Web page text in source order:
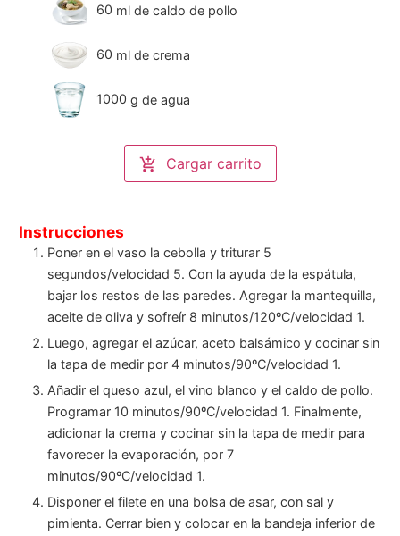
60 ml de caldo de pollo
60 ml de crema
1000 g de agua
Cargar carrito
Instrucciones
Poner en el vaso la cebolla y triturar 5
segundos/velocidad 5. Con la ayuda de la espátula,
bajar los restos de las paredes. Agregar la mantequilla,
aceite de oliva y sofreír 8 minutos/120ºC/velocidad 1.
Luego, agregar el azúcar, aceto balsámico y cocinar sin
la tapa de medir por 4 minutos/90ºC/velocidad 1.
Añadir el queso azul, el vino blanco y el caldo de pollo.
Programar 10 minutos/90ºC/velocidad 1. Finalmente,
adicionar la crema y cocinar sin la tapa de medir para
favorecer la evaporación, por 7
minutos/90ºC/velocidad 1.
Disponer el filete en una bolsa de asar, con sal y
pimienta. Cerrar bien y colocar en la bandeja inferior de